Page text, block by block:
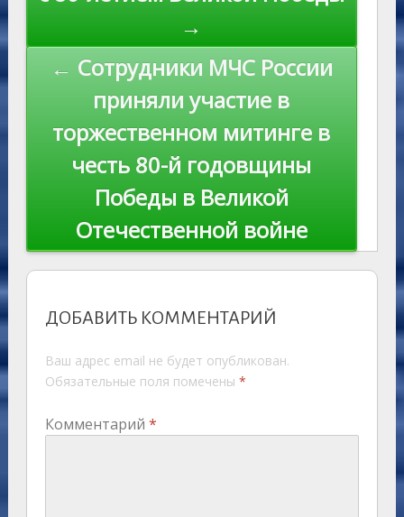
→
← Сотрудники МЧС России
приняли участие в
торжественном митинге в
честь 80-й годовщины
Победы в Великой
Отечественной войне
ДОБАВИТЬ КОММЕНТАРИЙ
Ваш адрес email не будет опубликован.
Обязательные поля помечены *
Комментарий *